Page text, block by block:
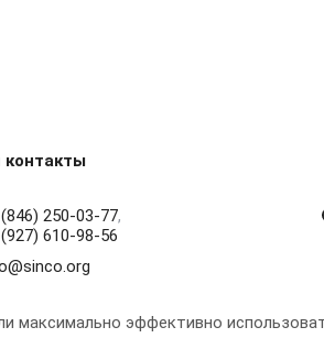
250-03-77,
610-98-56
максимально эффективно